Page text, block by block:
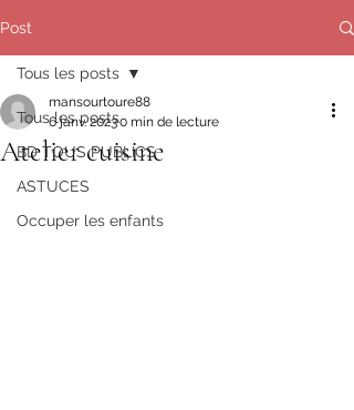
Post
Tous les posts
BD TOUS PUBLICS
ASTUCES
Occuper les enfants
Tous les posts
Atelier cuisine
mansourtoure88
6 janv. 20230 min de lecture